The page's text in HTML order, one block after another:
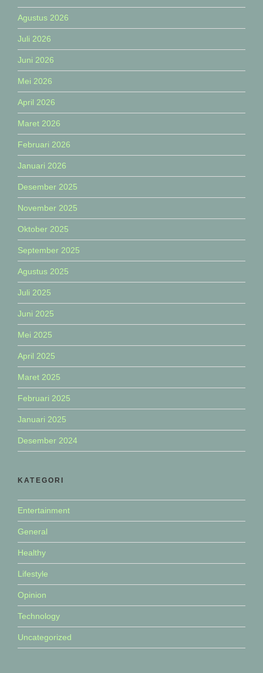
Agustus 2026
Juli 2026
Juni 2026
Mei 2026
April 2026
Maret 2026
Februari 2026
Januari 2026
Desember 2025
November 2025
Oktober 2025
September 2025
Agustus 2025
Juli 2025
Juni 2025
Mei 2025
April 2025
Maret 2025
Februari 2025
Januari 2025
Desember 2024
KATEGORI
Entertainment
General
Healthy
Lifestyle
Opinion
Technology
Uncategorized